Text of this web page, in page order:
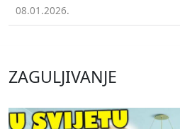
08.01.2026.
ZAGULJIVANJE